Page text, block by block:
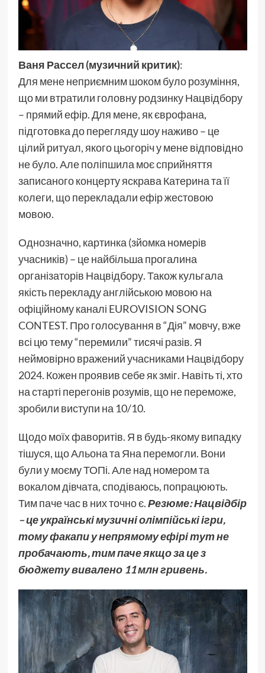
Ваня Рассел (музичний критик):
Для мене неприємним шоком було розуміння,
що ми втратили головну родзинку Нацвідбору
– прямий ефір. Для мене, як єврофана,
підготовка до перегляду шоу наживо – це
цілий ритуал, якого цьогоріч у мене відповідно
не було. Але поліпшила моє сприйняття
записаного концерту яскрава Катерина та її
колеги, що перекладали ефір жестовою
мовою.
Однозначно, картинка (зйомка номерів
учасників) – це найбільша прогалина
організаторів Нацвідбору. Також кульгала
якість перекладу англійською мовою на
офіційному каналі EUROVISION SONG
CONTEST. Про голосування в “Дія” мовчу, вже
всі цю тему “перемили” тисячі разів. Я
неймовірно вражений учасниками Нацвідбору
2024. Кожен проявив себе як зміг. Навіть ті, хто
на старті перегонів розумів, що не переможе,
зробили виступи на 10/10.
Щодо моїх фаворитів. Я в будь-якому випадку
тішуся, що Альона та Яна перемогли. Вони
були у моєму ТОПі. Але над номером та
вокалом дівчата, сподіваюсь, попрацюють.
Тим паче час в них точно є.Резюме: Нацвідбір
– це українські музичні олімпійські ігри,
тому факапи у непрямому ефірі тут не
пробачають, тим паче якщо за це з
бюджету вивалено 11 млн гривень.